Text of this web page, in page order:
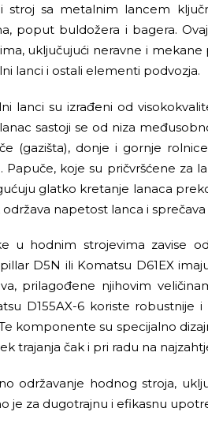
stroj sa metalnim lancem
poput buldožera i bagera.
uključujući neravne i mekane
lanci i ostali elementi podvozja.
lanci su izrađeni od
sastoji se od niza
(gazišta), donje i gornje
Papuče, koje su pričvršćene za
glatko kretanje lanaca
napetost lanca i
u hodnim strojevima zavise
D5N ili Komatsu D61EX
prilagođene njihovim
D155AX-6 koriste
komponente su specijalno
trajanja čak i pri radu na
održavanje hodnog stroja,
je za dugotrajnu i efikasnu